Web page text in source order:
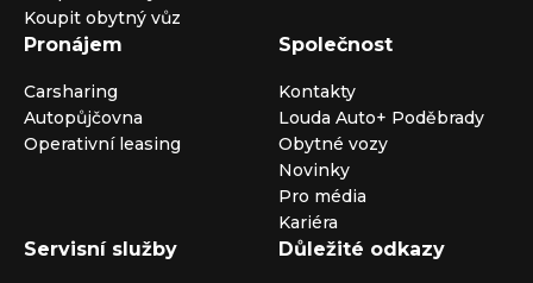
Koupit obytný vůz
Pronájem
Carsharing
Autopůjčovna
Operativní leasing
Společnost
Kontakty
Louda Auto+ Poděbrady
Obytné vozy
Novinky
Pro média
Kariéra
Servisní služby Důležité odkazy